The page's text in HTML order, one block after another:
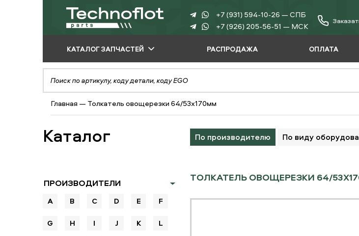
+7 (931) 594-10-26 — СПБ
+7 (926) 205-56-51 — МСК
КАТАЛОГ ЗАПЧАСТЕЙ
ПО ПРОИЗВОДИТЕЛЮ
ПО ВИДУ
ОБОРУДОВАНИЯ
ПО ТИПУ ЗАПЧАСТЕЙ
РАСПРОДАЖА ОПЛАТА
Главная — Толкатель овощерезки 64/53x170мм
Каталог По производителю По виду
ПРОИЗВОДИТЕЛИ
A B C D E F
G H I J K L
ТОЛКАТЕЛЬ ОВОЩЕРЕЗКИ 64/